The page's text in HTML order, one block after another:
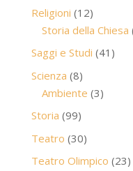
Religioni 1212
prodotti
Storia della Chiesa
Saggi e Studi 41 41
Scienza 88
prodotti
Ambiente 33
Storia 9999
prodotti
Teatro 3030
prodotti
Teatro Olimpico 2323